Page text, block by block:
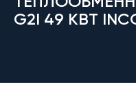
G2I 49 КВТ